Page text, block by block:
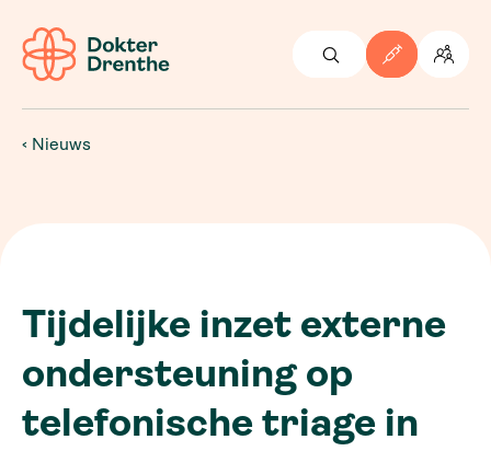
Nieuws
Tijdelijke inzet externe
ondersteuning op
telefonische triage in